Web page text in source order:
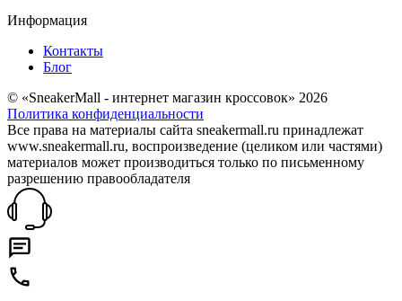
Информация
Контакты
Блог
© «SneakerMall - интернет магазин кроссовок» 2026
Политика конфиденциальности
Все права на материалы сайта sneakermall.ru принадлежат
www.sneakermall.ru, воспроизведение (целиком или частями)
материалов может производиться только по письменному
разрешению правообладателя